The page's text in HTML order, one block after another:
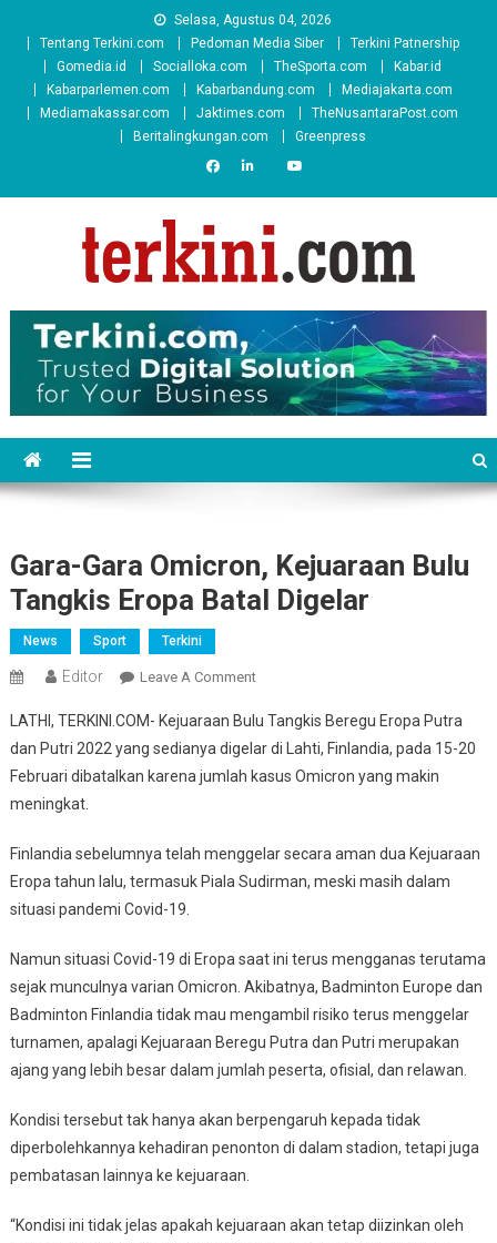
Selasa, Agustus 04, 2026
Tentang Terkini.com
Pedoman Media Siber
Terkini Patnership
Gomedia.id
Socialloka.com TheSporta.com
Kabar.id
Kabarparlemen.com
Kabarbandung.com
Mediajakarta.com
Mediamakassar.com
Jaktimes.com
TheNusantaraPost.com
Beritalingkungan.com
Greenpress
Gara-Gara Omicron, Kejuaraan Bulu
Tangkis Eropa Batal Digelar
News Sport Terkini
Editor Leave A CommentOn
Gara
Omicron,
Kejuaraan
Eropa
Batal
LATHI, TERKINI.COM- Kejuaraan Bulu Tangkis Beregu Eropa Putra
dan Putri 2022 yang sedianya digelar di Lahti, Finlandia, pada 15-20
Februari dibatalkan karena jumlah kasus Omicron yang makin
meningkat.
Finlandia sebelumnya telah menggelar secara aman dua Kejuaraan
Eropa tahun lalu, termasuk Piala Sudirman, meski masih dalam
situasi pandemi Covid-19.
Namun situasi Covid-19 di Eropa saat ini terus mengganas terutama
sejak munculnya varian Omicron. Akibatnya, Badminton Europe dan
Badminton Finlandia tidak mau mengambil risiko terus menggelar
turnamen, apalagi Kejuaraan Beregu Putra dan Putri merupakan
ajang yang lebih besar dalam jumlah peserta, ofisial, dan relawan.
Kondisi tersebut tak hanya akan berpengaruh kepada tidak
diperbolehkannya kehadiran penonton di dalam stadion, tetapi juga
pembatasan lainnya ke kejuaraan.
“Kondisi ini tidak jelas apakah kejuaraan akan tetap diizinkan oleh